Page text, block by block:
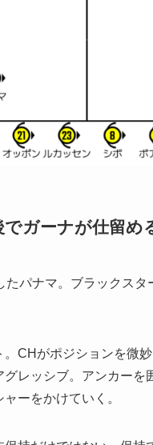
ガーナが仕留め
パナマ。ブラックスタ
CHがポジションを微
レッシブ。アンカー
ーをかけていく。